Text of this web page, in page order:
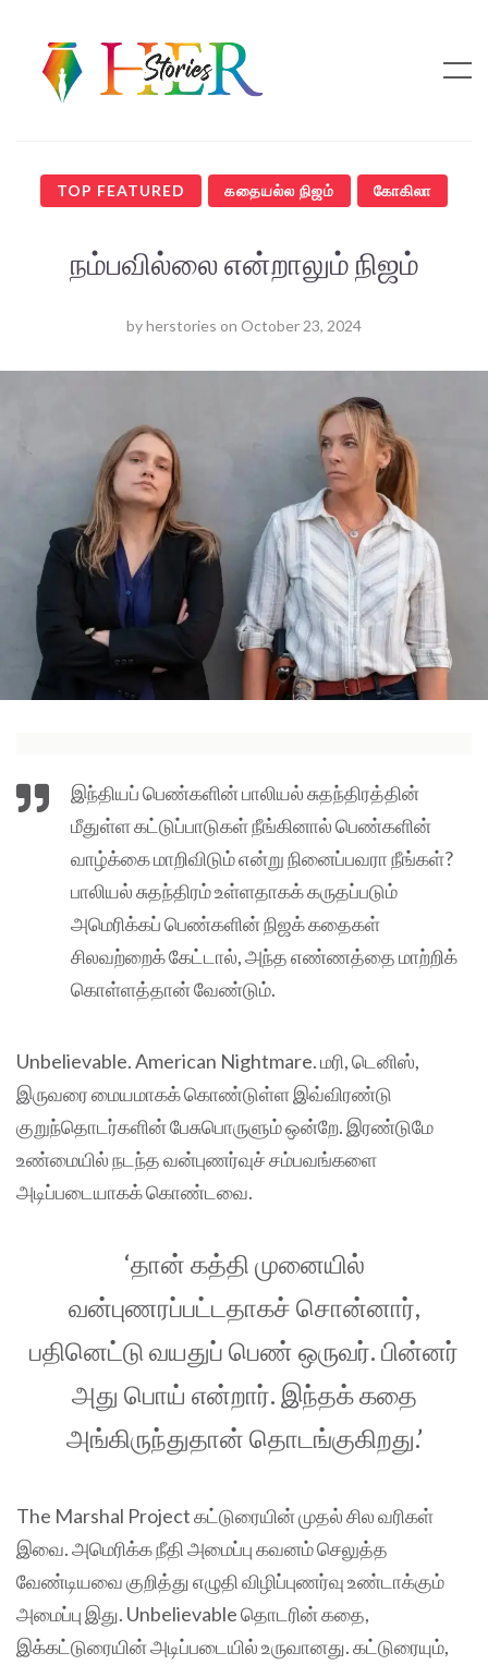
TOP FEATURED கதையல்ல நிஜம் கோகிலா
நம்பவில்லை என்றாலும் நிஜம்
byherstories on October 23, 2024
இந்தியப் பெண்களின் பாலியல் சுதந்திரத்தின்
மீதுள்ள கட்டுப்பாடுகள் நீங்கினால் பெண்களின்
வாழ்க்கை மாறிவிடும் என்று நினைப்பவரா நீங்கள்?
பாலியல் சுதந்திரம் உள்ளதாகக் கருதப்படும்
அமெரிக்கப் பெண்களின் நிஜக் கதைகள்
சிலவற்றைக் கேட்டால், அந்த எண்ணத்தை மாற்றிக்
கொள்ளத்தான் வேண்டும்.
Unbelievable. American Nightmare. மரி, டெனிஸ்,
இருவரை மையமாகக் கொண்டுள்ள இவ்விரண்டு
குறுந்தொடர்களின் பேசுபொருளும் ஒன்றே. இரண்டுமே
உண்மையில் நடந்த வன்புணர்வுச் சம்பவங்களை
அடிப்படையாகக் கொண்டவை.
‘தான் கத்தி முனையில்
வன்புணரப்பட்டதாகச் சொன்னார்,
பதினெட்டு வயதுப் பெண் ஒருவர். பின்னர்
அது பொய் என்றார். இந்தக் கதை
அங்கிருந்துதான் தொடங்குகிறது.’
The Marshal Project கட்டுரையின் முதல் சில வரிகள்
இவை. அமெரிக்க நீதி அமைப்பு கவனம் செலுத்த
வேண்டியவை குறித்து எழுதி விழிப்புணர்வு உண்டாக்கும்
அமைப்பு இது. Unbelievable தொடரின் கதை,
இக்கட்டுரையின் அடிப்படையில் உருவானது. கட்டுரையும்,